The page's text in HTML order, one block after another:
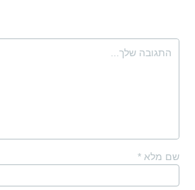
שם מלא *